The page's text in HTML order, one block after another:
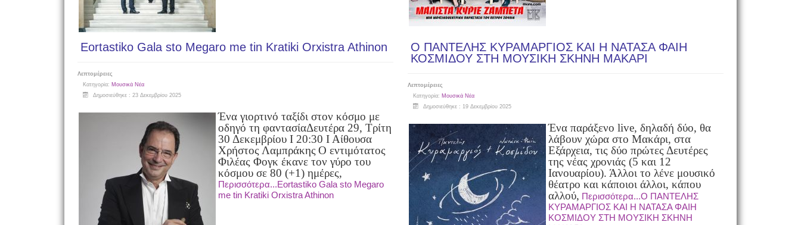
Eortastiko Gala sto Megaro me tin Kratiki Orxistra Athinon
Λεπτομέρειες
Κατηγορία: Μουσικά Νέα
Δημοσιεύθηκε : 23 Δεκεμβρίου 2025
Ένα γιορτινό ταξίδι στον κόσμο με
οδηγό τη φαντασίαΔευτέρα 29, Τρίτη
30 Δεκεμβρίου Ι 20:30 Ι Αίθουσα
Χρήστος Λαμπράκης Ο εντιμότατος
Φιλέας Φογκ έκανε τον γύρο του
κόσμου σε 80 (+1) ημέρες,
Περισσότερα...Eortastiko Gala sto Megaro
me tin Kratiki Orxistra Athinon
Ο ΠΑΝΤΕΛΗΣ ΚΥΡΑΜΑΡΓΙΟΣ ΚΑΙ Η ΝΑΤΑΣΑ ΦΑΙΗ
ΚΟΣΜΙΔΟΥ ΣΤΗ ΜΟΥΣΙΚΗ ΣΚΗΝΗ ΜΑΚΑΡΙ
Λεπτομέρειες
Κατηγορία: Μουσικά Νέα
Δημοσιεύθηκε : 19 Δεκεμβρίου 2025
Ένα παράξενο live, δηλαδή δύο, θα
λάβουν χώρα στο Μακάρι, στα
Εξάρχεια, τις δύο πρώτες Δευτέρες
της νέας χρονιάς (5 και 12
Ιανουαρίου). Άλλοι το λένε μουσικό
θέατρο και κάποιοι άλλοι, κάπου
αλλού, Περισσότερα...Ο ΠΑΝΤΕΛΗΣ
ΚΥΡΑΜΑΡΓΙΟΣ ΚΑΙ Η ΝΑΤΑΣΑ ΦΑΙΗ
ΚΟΣΜΙΔΟΥ ΣΤΗ ΜΟΥΣΙΚΗ ΣΚΗΝΗ